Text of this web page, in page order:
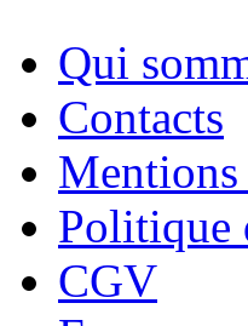
Qui
Contacts
Mentions
Politique
CGV